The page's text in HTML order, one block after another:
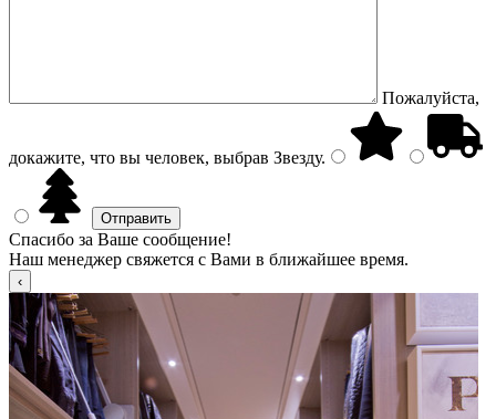
Пожалуйста,
докажите, что вы человек, выбрав Звезду.
Спасибо за Ваше сообщение!
Наш менеджер свяжется с Вами в ближайшее время.